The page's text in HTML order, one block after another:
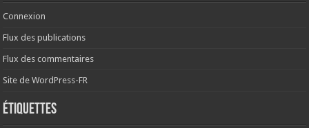
Connexion
Flux des publications
Flux des commentaires
Site de WordPress-FR
Étiquettes